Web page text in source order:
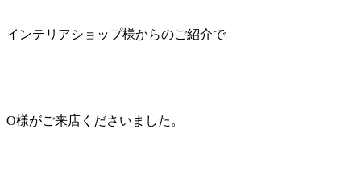
インテリアショップ様からのご紹介で
O様がご来店くださいました。